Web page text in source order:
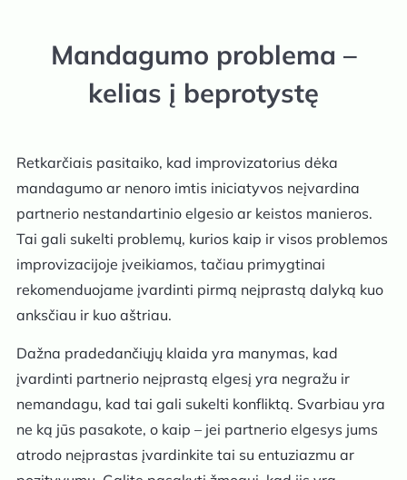
Mandagumo problema –
kelias į beprotystę
Retkarčiais pasitaiko, kad improvizatorius dėka
mandagumo ar nenoro imtis iniciatyvos neįvardina
partnerio nestandartinio elgesio ar keistos manieros.
Tai gali sukelti problemų, kurios kaip ir visos problemos
improvizacijoje įveikiamos, tačiau primygtinai
rekomenduojame įvardinti pirmą neįprastą dalyką kuo
anksčiau ir kuo aštriau.
Dažna pradedančiųjų klaida yra manymas, kad
įvardinti partnerio neįprastą elgesį yra negražu ir
nemandagu, kad tai gali sukelti konfliktą. Svarbiau yra
ne ką jūs pasakote, o kaip – jei partnerio elgesys jums
atrodo neįprastas įvardinkite tai su entuziazmu ar